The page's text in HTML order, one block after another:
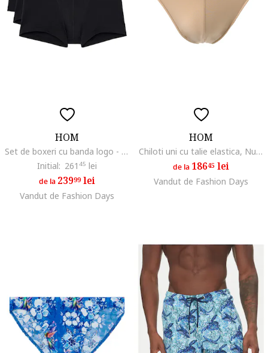
HOM
Set de boxeri cu banda logo - 3 perechi, Negru
Initial: 261 45 lei
de la 23999lei
Vandut de Fashion Days
HOM
Chiloti uni cu talie elastica, Nude
de la 18645 lei
Vandut de Fashion Days